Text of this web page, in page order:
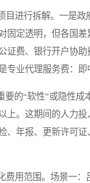
进行拆解。一是政
固定透明，但各国
证费、银行开户协
业代理服务费：即
的“软性”或隐性成
。这期间的人力
、年报、更新许可
用范围。场景一：